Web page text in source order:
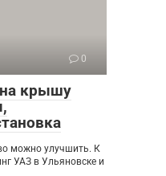
0
на крышу
можно улучшить. К
УАЗ в Ульяновске и